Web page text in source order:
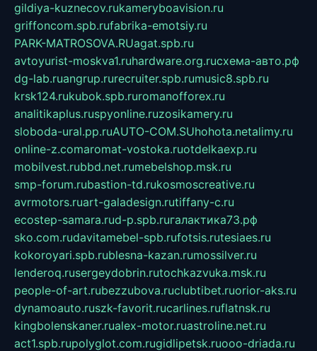
gildiya-kuznecov.rukameryboavision.ru
griffoncom.spb.rufabrika-emotsiy.ru
PARK-MATROSOVA.RUagat.spb.ru
avtoyurist-moskva1.ruhardware.org.ruсхема-авто.рф
dg-lab.ruangrup.rurecruiter.spb.rumusic8.spb.ru
krsk124.rukubok.spb.ruromanofforex.ru
analitikaplus.ruspyonline.ruzosikamery.ru
sloboda-ural.pp.ruAUTO-COM.SUhohota.netalimy.ru
online-z.comaromat-vostoka.ruotdelkaexp.ru
mobilvest.rubbd.net.rumebelshop.msk.ru
smp-forum.rubastion-td.rukosmoscreative.ru
avrmotors.ruart-galadesign.rutiffany-c.ru
ecostep-samara.rud-p.spb.ruгалактика73.рф
sko.com.rudavitamebel-spb.rufotsis.rutesiaes.ru
kokoroyari.spb.rublesna-kazan.rumossilver.ru
lenderoq.rusergeydobrin.rutochkazvuka.msk.ru
people-of-art.rubezzubova.ruclubtibet.ruorior-aks.ru
dynamoauto.ruszk-favorit.rucarlines.ruflatnsk.ru
kingbolenskaner.rualex-motor.ruastroline.net.ru
act1.spb.rupolyglot.com.rugidlipetsk.ruooo-driada.ru